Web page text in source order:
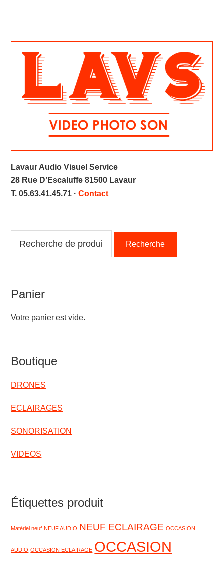
Primary
Sidebar
Lavaur Audio Visuel Service
28 Rue D’Escaluffe 81500 Lavaur
T. 05.63.41.45.71 ·Contact
pour :
Recherche
Panier
Votre panier est vide.
Boutique
DRONES
ECLAIRAGES
SONORISATION
VIDEOS
Étiquettes produit
Matériel neuf NEUF AUDIO NEUF ECLAIRAGE OCCASION
AUDIO OCCASION ECLAIRAGE OCCASION